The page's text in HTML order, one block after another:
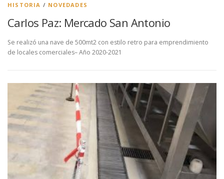
HISTORIA / NOVEDADES
Carlos Paz: Mercado San Antonio
Se realizó una nave de 500mt2 con estilo retro para emprendimiento
de locales comerciales– Año 2020-2021